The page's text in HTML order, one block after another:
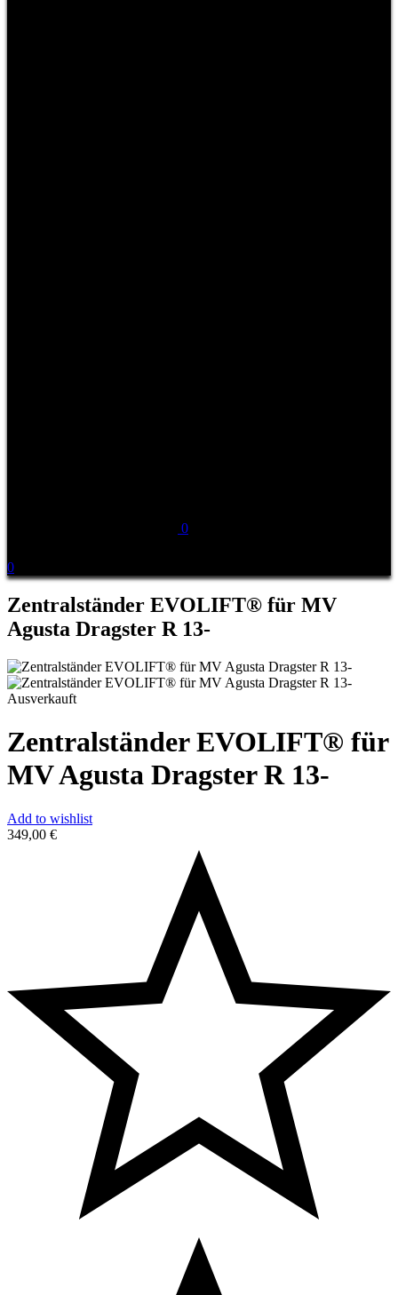
0
0
Zentralständer EVOLIFT® für MV
Agusta Dragster R 13-
Ausverkauft
Zentralständer EVOLIFT® für
MV Agusta Dragster R 13-
Add to wishlist
349,00 €